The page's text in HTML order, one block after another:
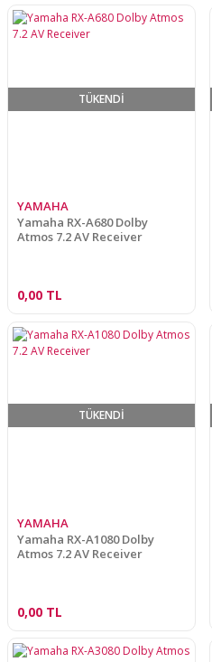
TÜKENDİ
YAMAHA
Yamaha RX-A680 Dolby
Atmos 7.2 AV Receiver
0,00 TL
TÜKENDİ
YAMAHA
Yamaha RX-A1080 Dolby
Atmos 7.2 AV Receiver
0,00 TL